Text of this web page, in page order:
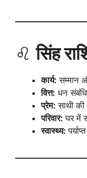
♌सिंह
कार्य: सम्मान
वित्त: धन
प्रेम: साथी
परिवार: घर में
स्वास्थ्य: